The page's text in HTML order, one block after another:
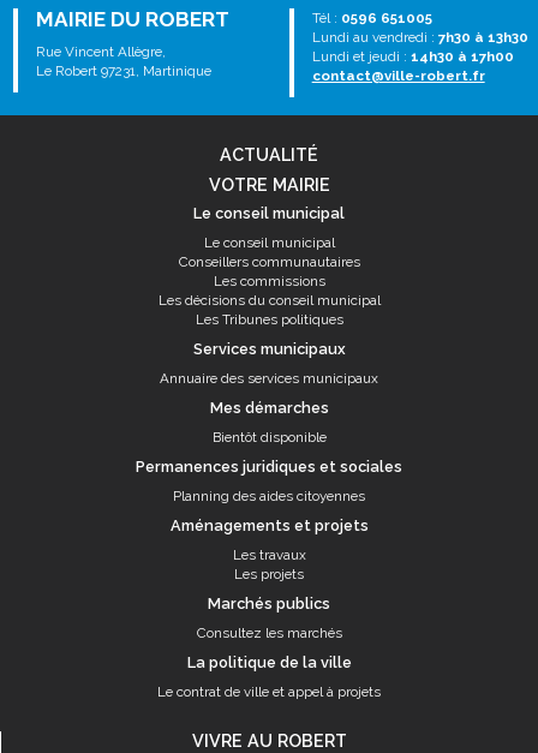
MAIRIE DU ROBERT
Rue Vincent Allègre,
Le Robert 97231, Martinique
Tél : 0596 651005
Lundi au vendredi : 7h30 à 13h30
Lundi et jeudi : 14h30 à 17h00
contact@ville-robert.fr
ACTUALITÉ
VOTRE MAIRIE
Le conseil municipal
Le conseil municipal
Conseillers communautaires
Les commissions
Les décisions du conseil municipal
Les Tribunes politiques
Services municipaux
Annuaire des services municipaux
Mes démarches
Bientôt disponible
Permanences juridiques et sociales
Planning des aides citoyennes
Aménagements et projets
Les travaux
Les projets
Marchés publics
Consultez les marchés
La politique de la ville
Le contrat de ville et appel à projets
VIVRE AU ROBERT